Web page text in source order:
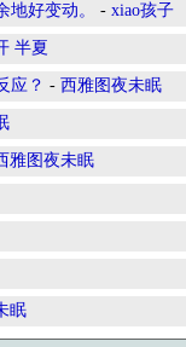
好变动。 - xiao孩子
半夏
应？ - 西雅图夜未眠
雅图夜未眠
眠